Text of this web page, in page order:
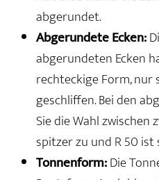
abgerundet.
Abgerundete Ecken:
abgerundeten Ecken
rechteckige Form, nur
geschliffen. Bei den
Sie die Wahl zwischen
spitzer zu und R 50
Tonnenform:Die